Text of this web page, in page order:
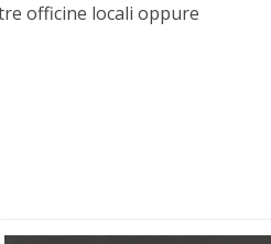
officine locali oppure